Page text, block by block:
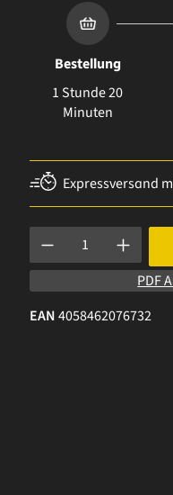
Bestellung
1 Stunde 20
Minuten
Expressversand
Produkt Anzahl: Gib
PDF
EAN4058462076732